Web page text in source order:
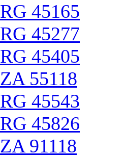
RG 45165
RG 45277
RG 45405
ZA 55118
RG 45543
RG 45826
ZA 91118